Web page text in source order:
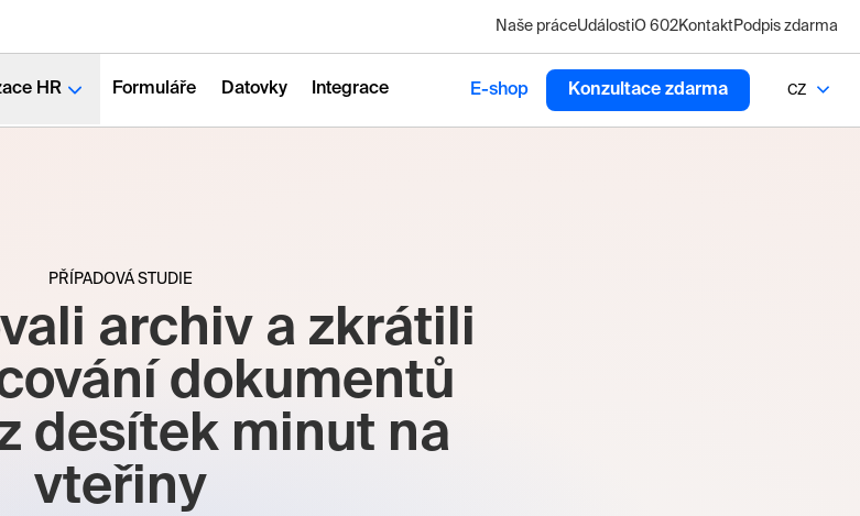
Naše práceUdálostiO 602Kontakt Podpis zdarma
HR Formuláře Datovky Integrace E-shop Konzultace zdarma CZ
PŘÍPADOVÁ STUDIE
archiv a zkrátili
dokumentů
desítek minut na
vteřiny